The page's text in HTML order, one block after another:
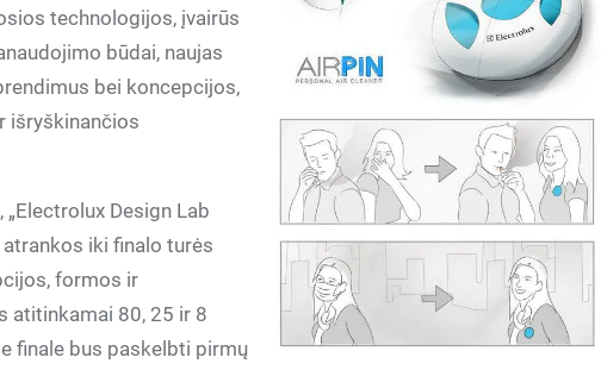
technologijos, įvairūs
būdai, naujas
bei koncepcijos,
išryškinančios
Design Lab
iki finalo turės
formos ir
atitinkamai 80, 25 ir 8
finale bus paskelbti pirmų